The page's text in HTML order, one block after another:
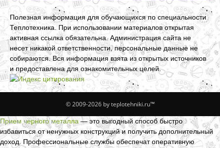
Полезная информация для обучающихся по специальности
Теплотехника. При использовании материалов открытая
активная ссылка обязательна. Администрация сайта не
несет никакой ответственности, персональные данные не
собираются. Вся информация взята из открытых источников
и предоставлена для ознакомительных целей.
© 2009-2026 by teplotehniki.ru™
Прием черного металла — это выгодный способ быстро
избавиться от ненужных конструкций и получить дополнительный
доход. Профессиональные службы обеспечат оперативную